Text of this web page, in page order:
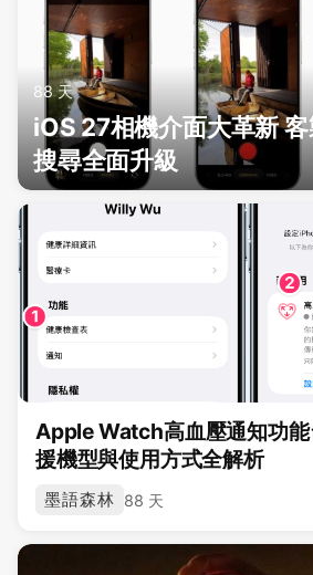
88 天
iOS 27相機介面大革新
搜尋全面升級
Apple Watch高血壓通知功
援機型與使用方式全解析
墨語森林 88 天